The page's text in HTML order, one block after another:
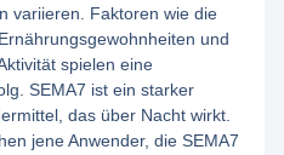
variieren. Faktoren wie die
und
spielen eine
SEMA7 ist ein starker
das über Nacht wirkt.
jene Anwender, die SEMA7